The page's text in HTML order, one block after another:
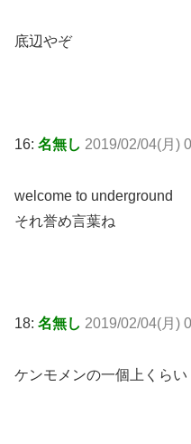
底辺やぞ
16: 名無し 2019/02/04(月)
welcome to underground
それ誉め言葉ね
18: 名無し 2019/02/04(月)
ケンモメンの一個上くらい